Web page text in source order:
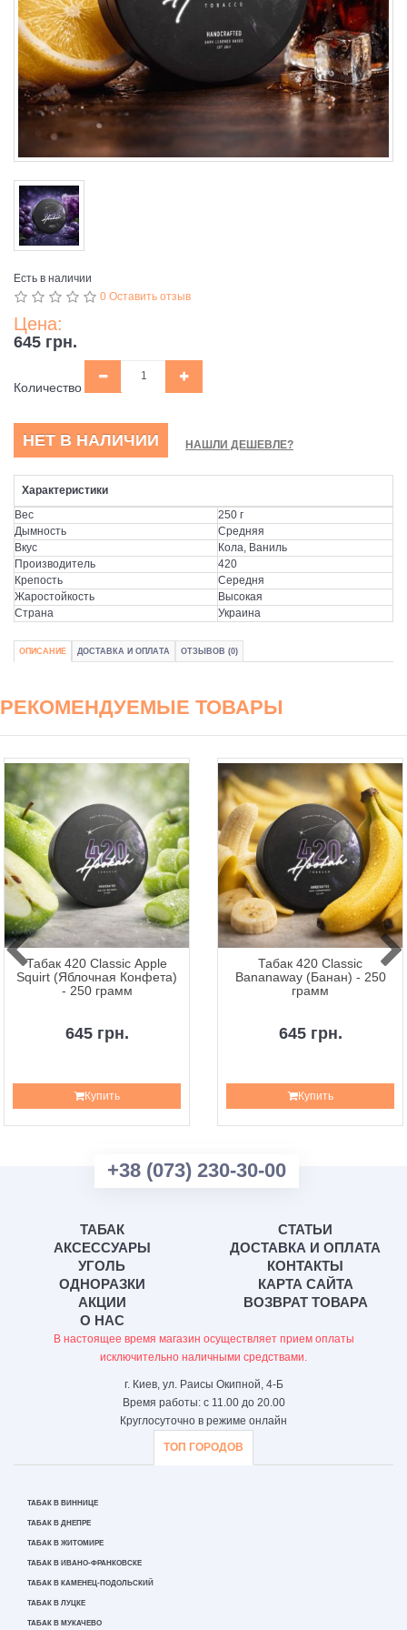
Есть в наличии
0 Оставить отзыв
Цена:
645 грн.
Количество
НЕТ В НАЛИЧИИ НАШЛИ ДЕШЕВЛЕ?
Характеристики
Вес
250 г
Дымность
Средняя
Вкус
Кола, Ваниль
Производитель
420
Крепость
Середня
Жаростойкость
Высокая
Страна
Украина
ОПИСАНИЕ ДОСТАВКА И ОПЛАТА ОТЗЫВОВ (0)
РЕКОМЕНДУЕМЫЕ ТОВАРЫ
Табак 420 Classic Apple
Squirt (Яблочная Конфета)
- 250 грамм
645 грн.
Купить
Табак 420 Classic
Bananaway (Банан) - 250
грамм
645 грн.
Купить
+38 (073) 230-30-00
ТАБАК
АКСЕССУАРЫ
УГОЛЬ
ОДНОРАЗКИ
АКЦИИ
О НАС
СТАТЬИ
ДОСТАВКА И ОПЛАТА
КОНТАКТЫ
КАРТА САЙТА
ВОЗВРАТ ТОВАРА
В настоящее время магазин осуществляет прием оплаты
исключительно наличными средствами.
г. Киев, ул. Раисы Окипной, 4-Б
Время работы: с 11.00 до 20.00
Круглосуточно в режиме онлайн
ТОП ГОРОДОВ
ТАБАК В ВИННИЦЕ
ТАБАК В ДНЕПРЕ
ТАБАК В ЖИТОМИРЕ
ТАБАК В ИВАНО-ФРАНКОВСКЕ
ТАБАК В КАМЕНЕЦ-ПОДОЛЬСКИЙ
ТАБАК В ЛУЦКЕ
ТАБАК В МУКАЧЕВО